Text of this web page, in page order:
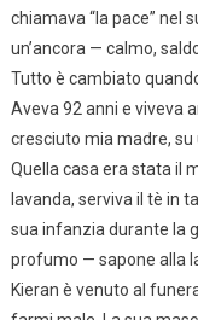
chiamava “la pace” nel
un’ancora — calmo,
Tutto è cambiato
Aveva 92 anni e viveva
cresciuto mia madre, su
Quella casa era stata il
lavanda, serviva il tè in
sua infanzia durante la
profumo — sapone alla
Kieran è venuto al